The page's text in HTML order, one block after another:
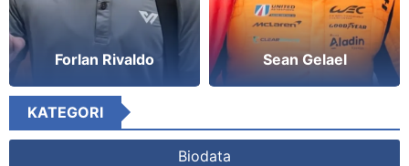
Forlan Rivaldo Sean Gelael
KATEGORI
Biodata